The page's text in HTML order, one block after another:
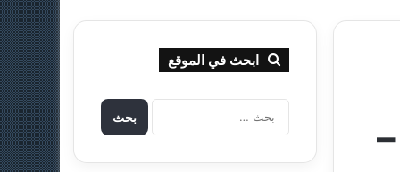
تجربتي لروم ProjectAOSP للجالكسي نوت 2 –
ابحث في الموقع
ح